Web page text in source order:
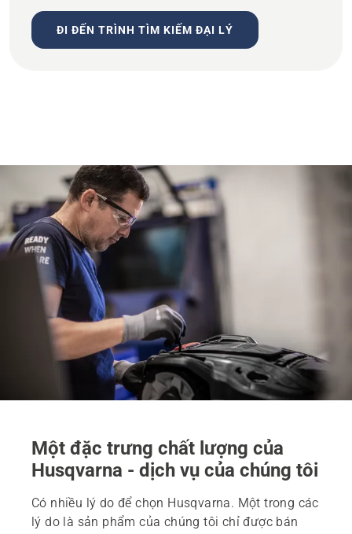
ĐI ĐẾN TRÌNH TÌM KIẾM ĐẠI LÝ
Một đặc trưng chất lượng của
Husqvarna - dịch vụ của chúng tôi
Có nhiều lý do để chọn Husqvarna. Một trong các
lý do là sản phẩm của chúng tôi chỉ được bán